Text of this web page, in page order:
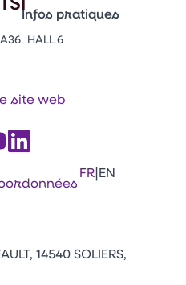
Vitrine Innovations
Emballages
Infos pratiques
Contacts
Appuyez sur Entrée pour
FR|EN
HALL 6
site web
14540 SOLIERS,